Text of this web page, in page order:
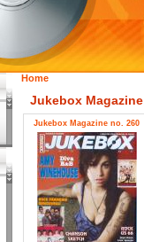
Home
Jukebox Magazine
Jukebox Magazine no. 260